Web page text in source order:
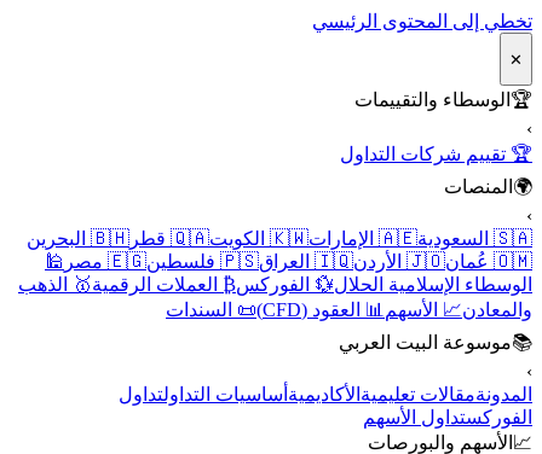
تخطي إلى المحتوى الرئيسي
✕
🏆 الوسطاء والتقييمات
›
🏆 تقييم شركات التداول
🌍 المنصات
›
🇸🇦 السعودية
🇦🇪 الإمارات 🇰🇼 الكويت 🇶🇦 قطر
🇧🇭 البحرين
🇴🇲 عُمان
🇯🇴 الأردن 🇮🇶 العراق 🇵🇸 فلسطين 🇪🇬 مصر
🕌
الوسطاء الإسلامية الحلال💱 الفوركس₿ العملات الرقمية🥇 الذهب
والمعادن📈 الأسهم 📊 العقود (CFD)
📜 السندات
📚موسوعة البيت العربي
›
المدونةمقالات تعليمية الأكاديمية أساسيات التداولتداول
الفوركستداول الأسهم
📈 الأسهم والبورصات